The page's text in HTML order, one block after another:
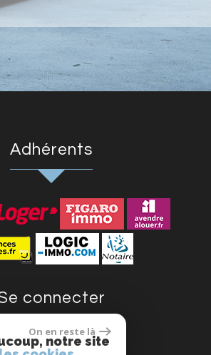
Adhérents
se connecter
On en reste là
notre site